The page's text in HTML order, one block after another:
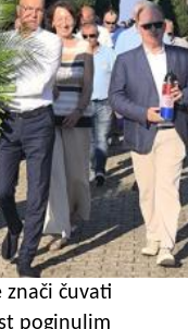
čuvati
poginulim